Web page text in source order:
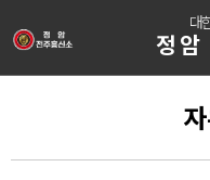
대
정